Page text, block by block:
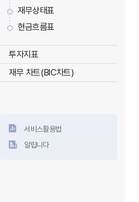
재무상태표
현금흐름표
투자지표
재무 차트(BIC차트)
서비스활용법
알립니다